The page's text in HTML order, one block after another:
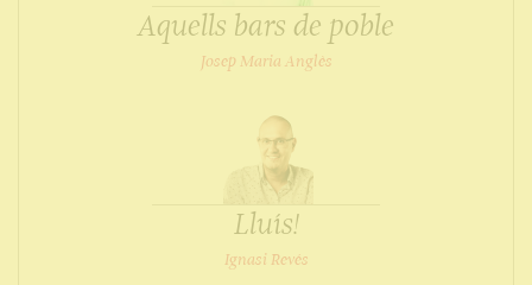
Aquells bars de poble
Josep Maria Anglès
Lluís!
Ignasi Revés